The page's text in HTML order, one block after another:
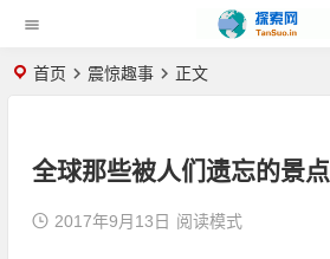
首页 震惊趣事 正文
全球那些被人们遗忘的景点
2017年9月13日 阅读模式